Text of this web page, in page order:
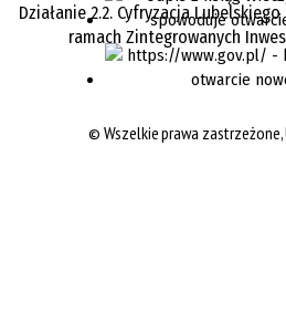
Działanie 2.2. Cyfryzacja
ramach Zintegrowanych
©Wszelkie prawa zastrzeżone,